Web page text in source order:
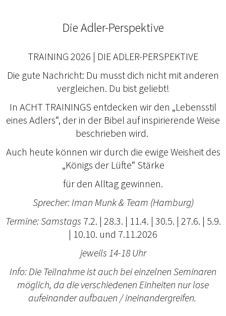
Die Adler-Perspektive
TRAINING 2026 | DIE ADLER-PERSPEKTIVE
Die gute Nachricht: Du musst dich nicht mit anderen
vergleichen. Du bist geliebt!
In ACHT TRAININGS entdecken wir den „Lebensstil
eines Adlers“, der in der Bibel auf inspirierende Weise
beschrieben wird.
Auch heute können wir durch die ewige Weisheit des
„Königs der Lüfte“ Stärke
für den Alltag gewinnen.
Sprecher: Iman Munk & Team (Hamburg)
Termine: Samstags 7.2. | 28.3. | 11.4. | 30.5. | 27.6. | 5.9.
| 10.10. und 7.11.2026
jeweils 14-18 Uhr
Info: Die Teilnahme ist auch bei einzelnen Seminaren
möglich, da die verschiedenen Einheiten nur lose
aufeinander aufbauen / ineinandergreifen.